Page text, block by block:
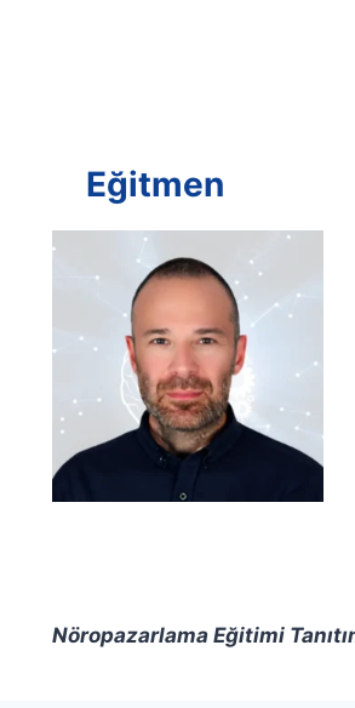
Eğitmen
Nöropazarlama Eğitimi